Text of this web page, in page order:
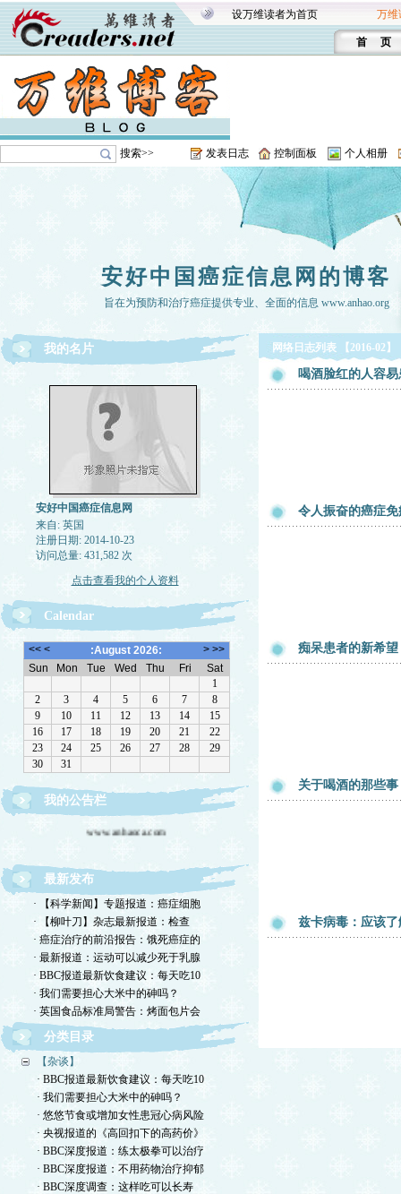
设万维读者为首页 万维
首 页
搜索>> 发表日志 控制面板 个人相册
安好中国癌症信息网的博客
旨在为预防和治疗癌症提供专业、全面的信息 www.anhao.org
我的名片
安好中国癌症信息网
来自: 英国
注册日期: 2014-10-23
访问总量: 431,582 次
点击查看我的个人资料
Calendar
我的公告栏
www.anhaoca.com
最新发布
· 【科学新闻】专题报道：癌症细胞
· 【柳叶刀】杂志最新报道：检查
· 癌症治疗的前沿报告：饿死癌症的
· 最新报道：运动可以减少死于乳腺
· BBC报道最新饮食建议：每天吃10
· 我们需要担心大米中的砷吗？
· 英国食品标准局警告：烤面包片会
分类目录
【杂谈】
· BBC报道最新饮食建议：每天吃10
· 我们需要担心大米中的砷吗？
· 悠悠节食或增加女性患冠心病风险
· 央视报道的《高回扣下的高药价》
· BBC深度报道：练太极拳可以治疗
· BBC深度报道：不用药物治疗抑郁
· BBC深度调查：这样吃可以长寿
网络日志列表 【2016-02】
喝酒脸红的人容
令人振奋的癌症
痴呆患者的新希
关于喝酒的那些
兹卡病毒：应该